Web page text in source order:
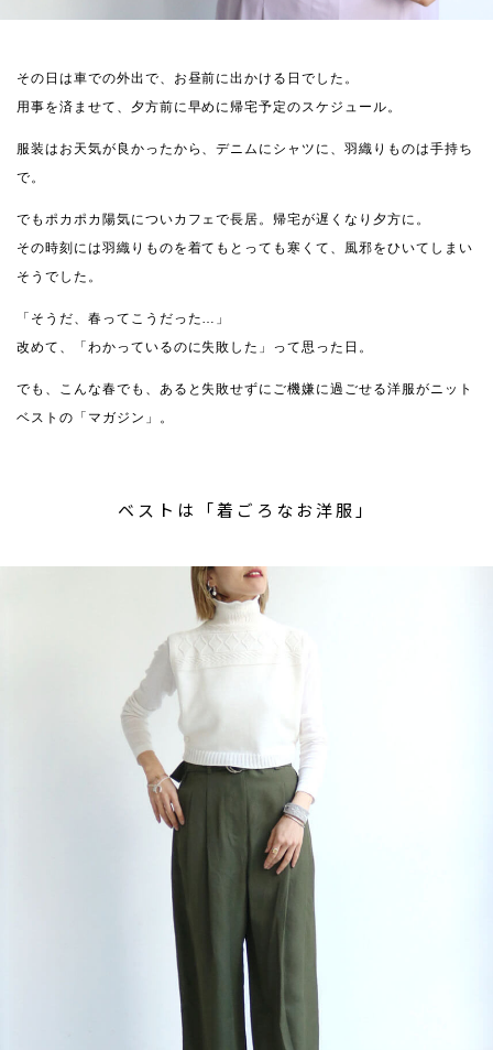
その日は車での外出で、お昼前に出かける日でした。
用事を済ませて、夕方前に早めに帰宅予定のスケジュール。
服装はお天気が良かったから、デニムにシャツに、羽織りものは手持ち
で。
でもポカポカ陽気についカフェで長居。帰宅が遅くなり夕方に。
その時刻には羽織りものを着てもとっても寒くて、風邪をひいてしまい
そうでした。
「そうだ、春ってこうだった…」
改めて、「わかっているのに失敗した」って思った日。
でも、こんな春でも、あると失敗せずにご機嫌に過ごせる洋服がニット
ベストの「マガジン」。
ベストは「着ごろなお洋服」